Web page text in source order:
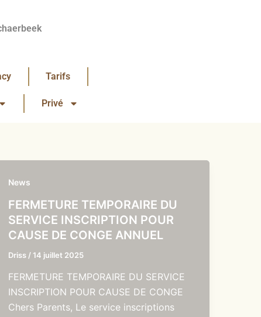
Tarifs
Privé
News
FERMETURE TEMPORAIRE DU
SERVICE INSCRIPTION POUR
CAUSE DE CONGE ANNUEL
Driss / 14 juillet 2025
FERMETURE TEMPORAIRE DU SERVICE
INSCRIPTION POUR CAUSE DE CONGE
Chers Parents, Le service inscriptions